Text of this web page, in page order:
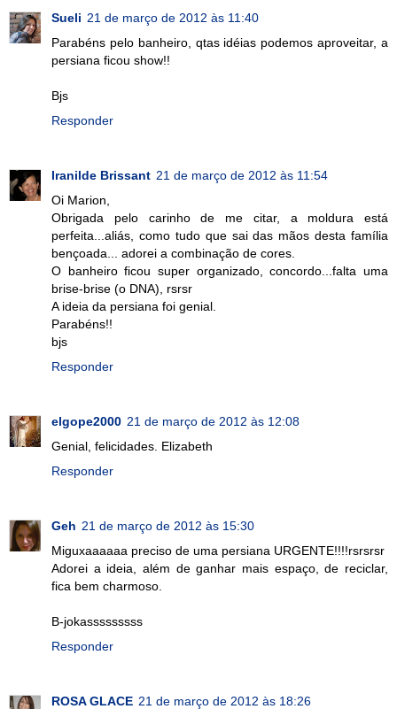
Sueli 21 de março de 2012 às 11:40
Parabéns pelo banheiro, qtas idéias podemos aproveitar, a
persiana ficou show!!
Bjs
Responder
Iranilde Brissant 21 de março de 2012 às 11:54
Oi Marion,
Obrigada pelo carinho de me citar, a moldura está
perfeita...aliás, como tudo que sai das mãos desta família
bençoada... adorei a combinação de cores.
O banheiro ficou super organizado, concordo...falta uma
brise-brise (o DNA), rsrsr
A ideia da persiana foi genial.
Parabéns!!
bjs
Responder
elgope2000 21 de março de 2012 às 12:08
Genial, felicidades. Elizabeth
Responder
Geh 21 de março de 2012 às 15:30
Miguxaaaaaa preciso de uma persiana URGENTE!!!!rsrsrsr
Adorei a ideia, além de ganhar mais espaço, de reciclar,
fica bem charmoso.
B-jokasssssssss
Responder
ROSA GLACE 21 de março de 2012 às 18:26